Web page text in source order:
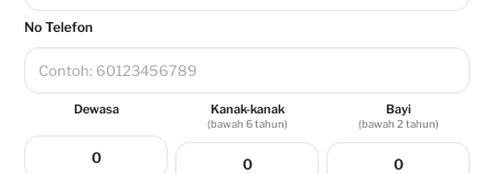
No Telefon
Dewasa Kanak-kanak
(bawah 6 tahun)
Bayi
(bawah 2 tahun)